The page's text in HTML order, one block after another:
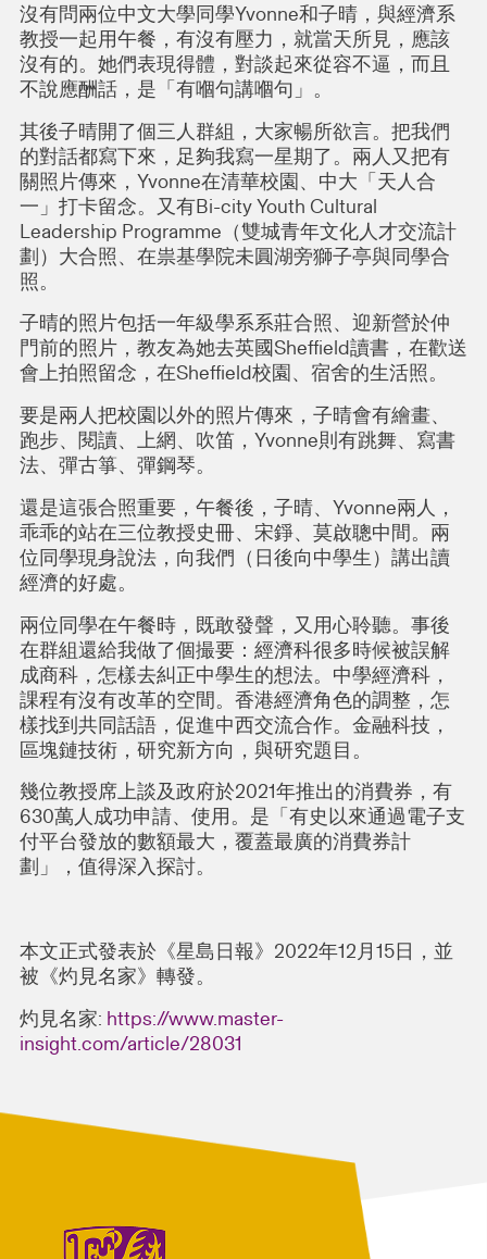
沒有問兩位中文大學同學Yvonne和子晴，與經濟系
教授一起用午餐，有沒有壓力，就當天所見，應該
沒有的。她們表現得體，對談起來從容不逼，而且
不說應酬話，是「有嗰句講嗰句」。
其後子晴開了個三人群組，大家暢所欲言。把我們
的對話都寫下來，足夠我寫一星期了。兩人又把有
關照片傳來，Yvonne在清華校園、中大「天人合
一」打卡留念。又有Bi-city Youth Cultural
Leadership Programme（雙城青年文化人才交流計
劃）大合照、在祟基學院未圓湖旁獅子亭與同學合
照。
子晴的照片包括一年級學系系莊合照、迎新營於仲
門前的照片，教友為她去英國Sheffield讀書，在歡送
會上拍照留念，在Sheffield校園、宿舍的生活照。
要是兩人把校園以外的照片傳來，子晴會有繪畫、
跑步、閱讀、上網、吹笛，Yvonne則有跳舞、寫書
法、彈古箏、彈鋼琴。
還是這張合照重要，午餐後，子晴、Yvonne兩人，
乖乖的站在三位教授史冊、宋錚、莫啟聰中間。兩
位同學現身說法，向我們（日後向中學生）講出讀
經濟的好處。
兩位同學在午餐時，既敢發聲，又用心聆聽。事後
在群組還給我做了個撮要：經濟科很多時候被誤解
成商科，怎樣去糾正中學生的想法。中學經濟科，
課程有沒有改革的空間。香港經濟角色的調整，怎
樣找到共同話語，促進中西交流合作。金融科技，
區塊鏈技術，研究新方向，與研究題目。
幾位教授席上談及政府於2021年推出的消費券，有
630萬人成功申請、使用。是「有史以來通過電子支
付平台發放的數額最大，覆蓋最廣的消費券計
劃」，值得深入探討。
本文正式發表於《星島日報》2022年12月15日，並
被《灼見名家》轉發。
灼見名家: https://www.master-
insight.com/article/28031